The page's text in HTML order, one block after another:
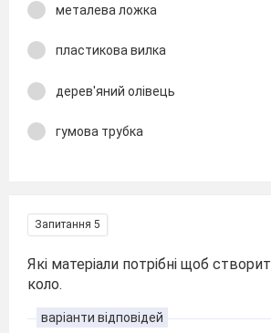
металева ложка
пластикова вилка
дерев'яний олівець
гумова трубка
Запитання 5
Які матеріали потрібні щоб
коло.
варіанти відповідей